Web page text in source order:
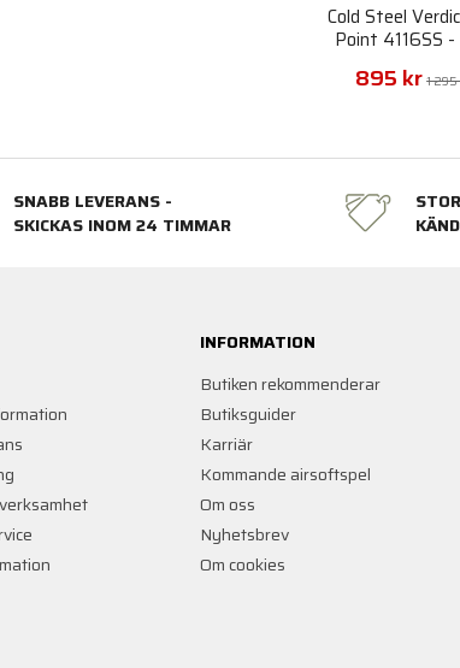
Cold Steel
Point 4116SS -
895 kr 1
SNABB LEVERANS -
SKICKAS INOM 24 TIMMAR
INFORMATION
Butiken rekommenderar
Butiksguider
Karriär
Kommande airsoftspel
Om oss
Nyhetsbrev
Om cookies